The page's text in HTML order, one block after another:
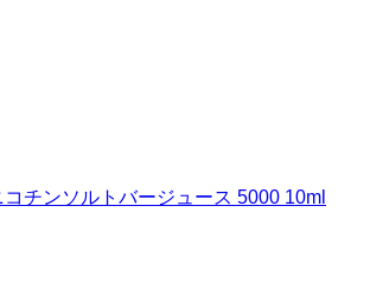
チンソルトバージュース 5000 10ml